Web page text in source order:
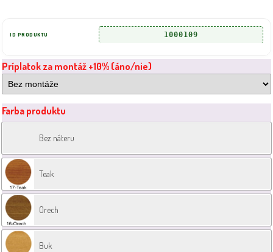
ID PRODUKTU 1000109
Príplatok za montáž +10% (áno/nie)
Farba produktu
Bez náteru
Teak
Orech
Buk